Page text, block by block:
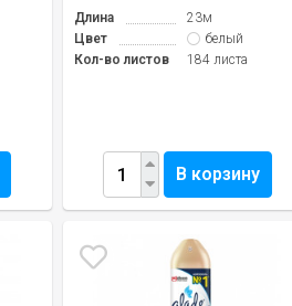
Длина
23м
Цвет
белый
Кол-во листов
184 листа
В корзину